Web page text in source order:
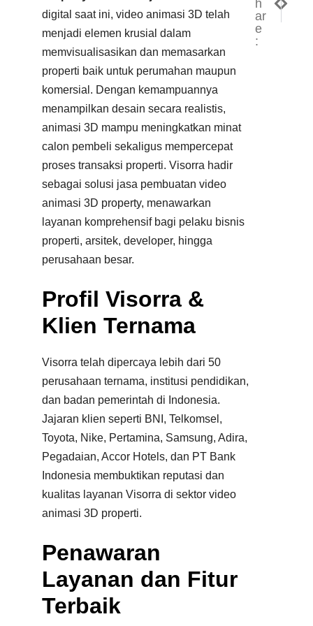
digital saat ini, video animasi 3D telah
menjadi elemen krusial dalam
memvisualisasikan dan memasarkan
properti baik untuk perumahan maupun
komersial. Dengan kemampuannya
menampilkan desain secara realistis,
animasi 3D mampu meningkatkan minat
calon pembeli sekaligus mempercepat
proses transaksi properti. Visorra hadir
sebagai solusi jasa pembuatan video
animasi 3D property, menawarkan
layanan komprehensif bagi pelaku bisnis
properti, arsitek, developer, hingga
perusahaan besar.
Profil Visorra &
Klien Ternama
Visorra telah dipercaya lebih dari 50
perusahaan ternama, institusi pendidikan,
dan badan pemerintah di Indonesia.
Jajaran klien seperti BNI, Telkomsel,
Toyota, Nike, Pertamina, Samsung, Adira,
Pegadaian, Accor Hotels, dan PT Bank
Indonesia membuktikan reputasi dan
kualitas layanan Visorra di sektor video
animasi 3D properti.
Penawaran
Layanan dan Fitur
Terbaik
h
ar
e
:
Jasa